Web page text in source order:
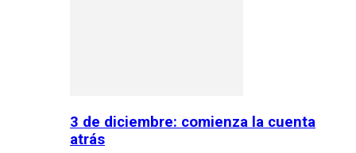
3 de diciembre: comienza la cuenta
atrás